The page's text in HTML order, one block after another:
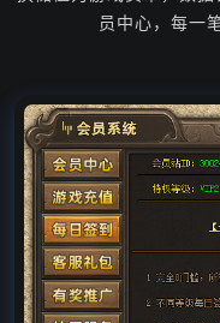
员中心，每一